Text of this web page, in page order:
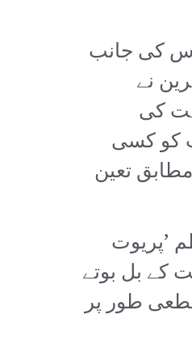
اس کی جانب
نے
کی
کو کسی
تعین
’پریوت
کے بل بوتے
طور پر